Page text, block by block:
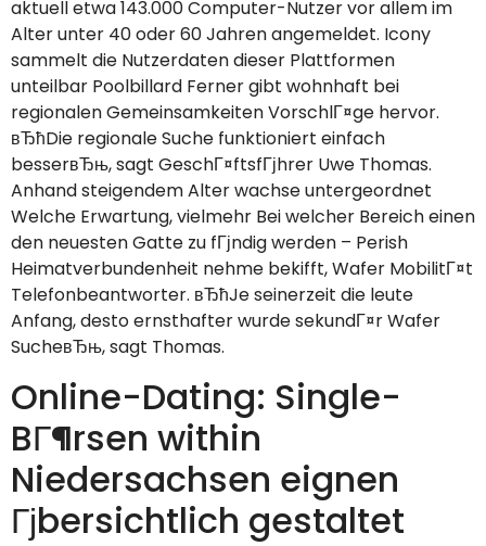
aktuell etwa 143.000 Computer-Nutzer vor allem im
Alter unter 40 oder 60 Jahren angemeldet. Icony
sammelt die Nutzerdaten dieser Plattformen
unteilbar Poolbillard Ferner gibt wohnhaft bei
regionalen Gemeinsamkeiten VorschlГ¤ge hervor.
вЂћDie regionale Suche funktioniert einfach
besserвЂњ, sagt GeschГ¤ftsfГјhrer Uwe Thomas.
Anhand steigendem Alter wachse untergeordnet
Welche Erwartung, vielmehr Bei welcher Bereich einen
den neuesten Gatte zu fГјndig werden – Perish
Heimatverbundenheit nehme bekifft, Wafer MobilitГ¤t
Telefonbeantworter. вЂћJe seinerzeit die leute
Anfang, desto ernsthafter wurde sekundГ¤r Wafer
SucheвЂњ, sagt Thomas.
Online-Dating: Single-
BГ¶rsen within
Niedersachsen eignen
Гјbersichtlich gestaltet